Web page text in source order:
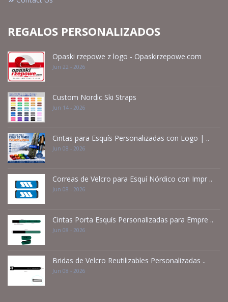
REGALOS PERSONALIZADOS
Opaski rzepowe z logo - Opaskirzepowe.com
Jun 22 - 2026
Custom Nordic Ski Straps
Jun 14 - 2026
Cintas para Esquís Personalizadas con Logo | ..
Jun 08 - 2026
Correas de Velcro para Esquí Nórdico con Impr ..
Jun 08 - 2026
Cintas Porta Esquís Personalizadas para Empre ..
Jun 08 - 2026
Bridas de Velcro Reutilizables Personalizadas ..
Jun 08 - 2026